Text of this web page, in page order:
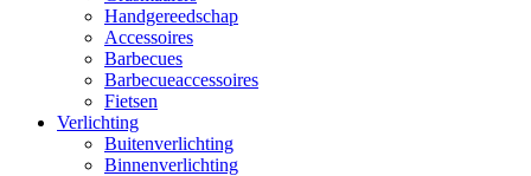
Handgereedschap
Accessoires
Barbecues
Barbecueaccessoires
Fietsen
Verlichting
Buitenverlichting
Binnenverlichting